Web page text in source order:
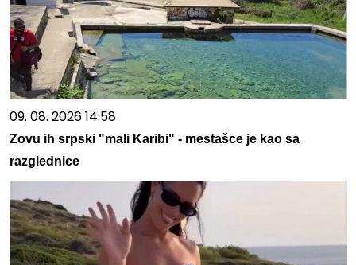
09. 08. 2026 14:58
Zovu ih srpski "mali Karibi" - mestašce je kao sa
razglednice